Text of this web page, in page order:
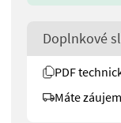
Doplnkové
PDF
Máte